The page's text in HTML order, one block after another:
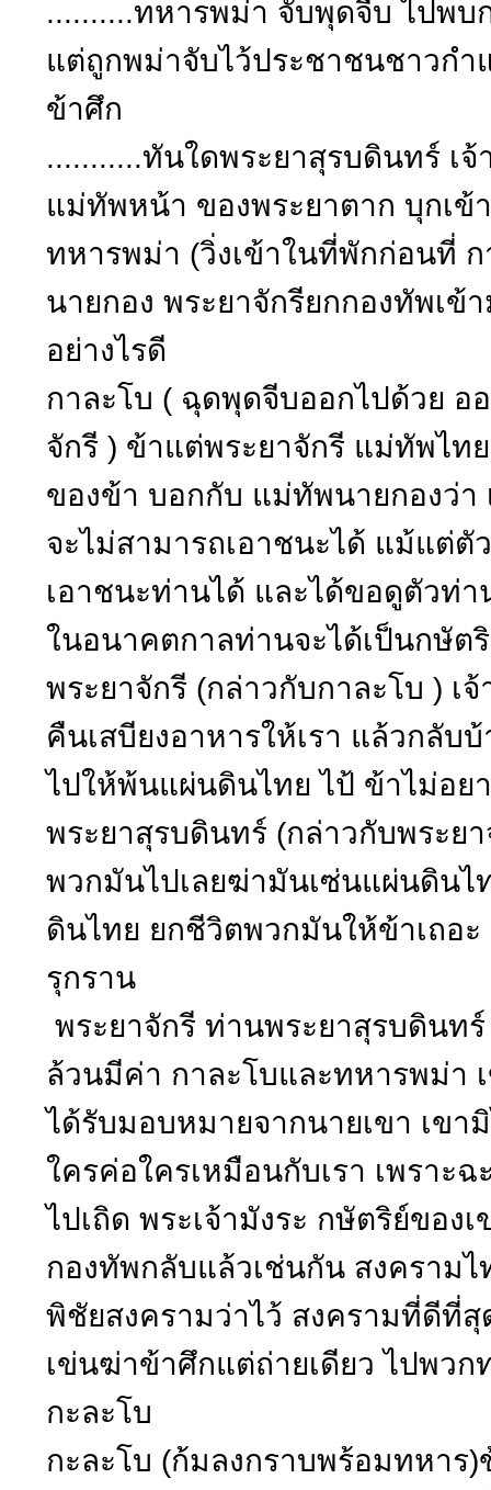
..........ทหารพม่า จับพุดจีบ ไปพบ
แต่ถูกพม่าจับไว้ประชาชนชาวกำ
ข้าศึก
...........ทันใดพระยาสุรบดินทร์ เ
แม่ทัพหน้า ของพระยาตาก บุกเข้
ทหารพม่า (วิ่งเข้าในที่พักก่อนที่
นายกอง พระยาจักรียกกองทัพเข้
อย่างไรดี
กาละโบ ( ฉุดพุดจีบออกไปด้วย
จักรี ) ข้าแต่พระยาจักรี แม่ทัพไ
ของข้า บอกกับ แม่ทัพนายกองว่
จะไม่สามารถเอาชนะได้ แม้แต่ตั
เอาชนะท่านได้ และได้ขอดูตัวท่
ในอนาคตกาลท่านจะได้เป็นกษัต
พระยาจักรี (กล่าวกับกาละโบ ) เ
คืนเสบียงอาหารให้เรา แล้วกลับ
ไปให้พ้นแผ่นดินไทย ไป้ ข้าไม่อย
พระยาสุรบดินทร์ (กล่าวกับพระ
พวกมันไปเลยฆ่ามันเซ่นแผ่นดิน
ดินไทย ยกชีวิตพวกมันให้ข้าเถอ
รุกราน
พระยาจักรี ท่านพระยาสุรบดินท
ล้วนมีค่า กาละโบและทหารพม่า
ได้รับมอบหมายจากนายเขา เข
ใครค่อใครเหมือนกับเรา เพราะ
ไปเถิด พระเจ้ามังระ กษัตริย์ของ
กองทัพกลับแล้วเช่นกัน สงคราม
พิชัยสงครามว่าไว้ สงครามที่ดีที่
เข่นฆ่าข้าศึกแต่ถ่ายเดียว ไปพวก
กะละโบ
กะละโบ (ก้มลงกราบพร้อมทหา